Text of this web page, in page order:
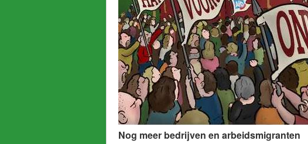
Nog meer bedrijven en arbeidsmigranten